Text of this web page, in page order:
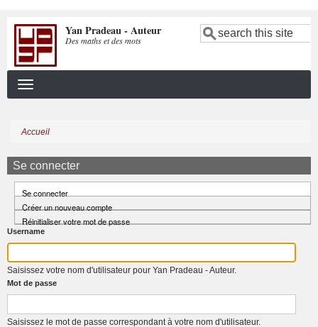
contenu
principal
Search
Yan Pradeau - Auteur
Des maths et des mots
d'Ariane
Accueil
Se connecter
Primary
tabs
Se connecter
actif)
Créer un nouveau compte
Réinitialiser votre mot de passe
Username
Saisissez votre nom d'utilisateur pour Yan Pradeau - Auteur.
Mot de passe
Saisissez le mot de passe correspondant à votre nom d'utilisateur.